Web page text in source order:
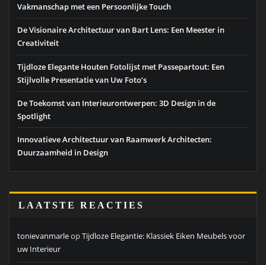
Vakmanschap met een Persoonlijke Touch
De Visionaire Architectuur van Bart Lens: Een Meester in
Creativiteit
Tijdloze Elegante Houten Fotolijst met Passepartout: Een
Stijlvolle Presentatie van Uw Foto’s
De Toekomst van Interieurontwerpen: 3D Design in de
Spotlight
Innovatieve Architectuur van Raamwerk Architecten:
Duurzaamheid in Design
LAATSTE REACTIES
tonievanmarleopTijdloze Elegantie: Klassiek Eiken Meubels voor
uw Interieur